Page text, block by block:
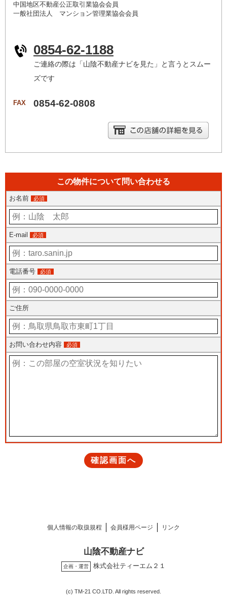
中国地区不動産公正取引業協会会員
一般社団法人 マンション管理業協会会員
0854-62-1188
ご連絡の際は「山陰不動産ナビを見た」と言うとスムー
ズです
FAX 0854-62-0808
個人情報の取扱規程 会員様用ページ リンク
山陰不動産ナビ
企画・運営 株式会社ティーエム２１
(c) TM-21 CO.LTD. All rights reserved.